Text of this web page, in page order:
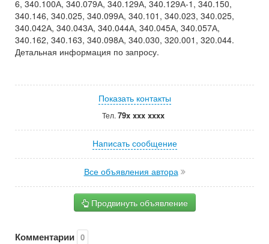
6, 340.100А, 340.079А, 340.129А, 340.129А-1, 340.150,
340.146, 340.025, 340.099А, 340.101, 340.023, 340.025,
340.042А, 340.043А, 340.044А, 340.045А, 340.057А,
340.162, 340.163, 340.098А, 340.030, 320.001, 320.044.
Детальная информация по запросу.
Показать контакты
Тел. 79x xxx xxxx
Написать сообщение
Все объявления автора
Продвинуть объявление
Комментарии 0